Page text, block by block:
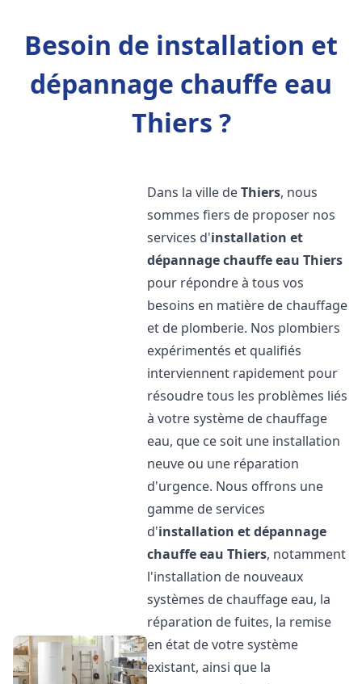
Besoin de installation et
dépannage chauffe eau
Thiers ?
Dans la ville deThiers, nous
sommes fiers de proposer nos
services d'installation et
dépannage chauffe eau Thiers
pour répondre à tous vos
besoins en matière de chauffage
et de plomberie. Nos plombiers
expérimentés et qualifiés
interviennent rapidement pour
résoudre tous les problèmes liés
à votre système de chauffage
eau, que ce soit une installation
neuve ou une réparation
d'urgence. Nous offrons une
gamme de services
d'installation et dépannage
chauffe eau Thiers, notamment
l'installation de nouveaux
systèmes de chauffage eau, la
réparation de fuites, la remise
en état de votre système
existant, ainsi que la